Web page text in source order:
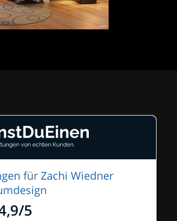
für Zachi Wiedner
/5